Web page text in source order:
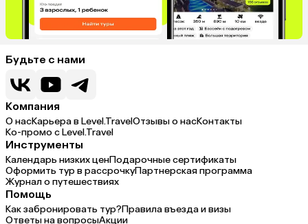
Будьте с нами
Компания
О насКарьера в Level.TravelОтзывы о насКонтакты
Ко-промо с Level.Travel
Инструменты
Календарь низких ценПодарочные сертификаты
Оформить тур в рассрочкуПартнерская программа
Журнал о путешествиях
Помощь
Как забронировать тур?Правила въезда и визы
Ответы на вопросыАкции